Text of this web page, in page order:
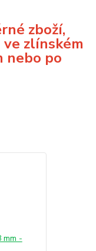
zboží,
zlínském
nebo po